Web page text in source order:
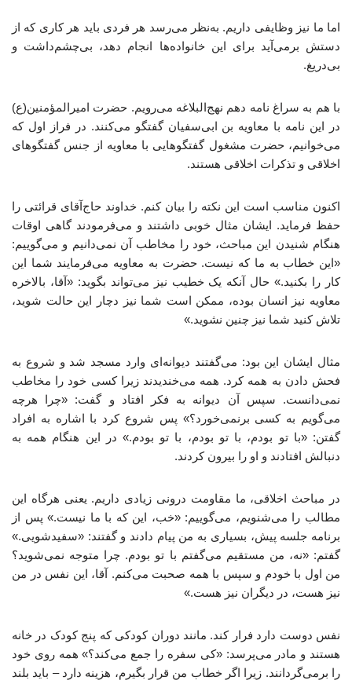
اما ما نیز وظایفی داریم. به‌نظر می‌رسد هر فردی باید هر کاری که از
دستش برمی‌آید برای این خانواده‌ها انجام دهد، بی‌چشم‌داشت و
بی‌دریغ.
با هم به سراغ نامه دهم نهج‌البلاغه می‌رویم. حضرت امیرالمؤمنین(ع)
در این نامه با معاویه بن ابی‌سفیان گفتگو می‌کنند. در فراز اول که
می‌خوانیم، حضرت مشغول گفتگوهایی با معاویه از جنس گفتگوهای
اخلاقی و تذکرات اخلاقی هستند.
اکنون مناسب است این نکته را بیان کنم. خداوند حاج‌آقای قرائتی را
حفظ فرماید. ایشان مثال خوبی داشتند و می‌فرمودند گاهی اوقات
هنگام شنیدن این مباحث، خود را مخاطب آن نمی‌دانیم و می‌گوییم:
«این خطاب به ما که نیست. حضرت به معاویه می‌فرمایند شما این
کار را بکنید.» حال آنکه یک خطیب نیز می‌تواند بگوید: «آقا، بالاخره
معاویه نیز انسان بوده، ممکن است شما نیز دچار این حالت شوید،
تلاش کنید شما نیز چنین نشوید.»
مثال ایشان این بود: می‌گفتند دیوانه‌ای وارد مسجد شد و شروع به
فحش دادن به همه کرد. همه می‌خندیدند زیرا کسی خود را مخاطب
نمی‌دانست. سپس آن دیوانه به فکر افتاد و گفت: «چرا هرچه
می‌گویم به کسی برنمی‌خورد؟» پس شروع کرد با اشاره به افراد
گفتن: «با تو بودم، با تو بودم، با تو بودم.» در این هنگام همه به
دنبالش افتادند و او را بیرون کردند.
در مباحث اخلاقی، ما مقاومت درونی زیادی داریم. یعنی هرگاه این
مطالب را می‌شنویم، می‌گوییم: «خب، این که با ما نیست.» پس از
برنامه جلسه پیش، بسیاری به من پیام دادند و گفتند: «سفیدشویی.»
گفتم: «نه، من مستقیم می‌گفتم با تو بودم. چرا متوجه نمی‌شوید؟
من اول با خودم و سپس با همه صحبت می‌کنم. آقا، این نفس در من
نیز هست، در دیگران نیز هست.»
نفس دوست دارد فرار کند. مانند دوران کودکی که پنج کودک در خانه
هستند و مادر می‌پرسد: «کی سفره را جمع می‌کند؟» همه روی خود
را برمی‌گردانند. زیرا اگر خطاب من قرار بگیرم، هزینه دارد – باید بلند